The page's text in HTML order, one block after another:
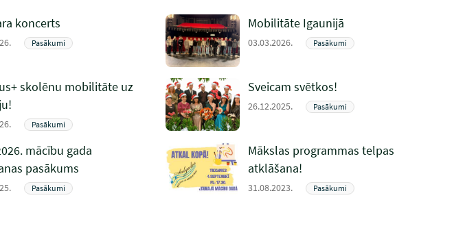
koncerts
Pasākumi
Mobilitāte Igaunijā
03.03.2026. Pasākumi
skolēnu mobilitāte uz
Pasākumi
Sveicam svētkos!
26.12.2025. Pasākumi
mācību gada
pasākums
Pasākumi
Mākslas programmas telpas
atklāšana!
31.08.2023. Pasākumi